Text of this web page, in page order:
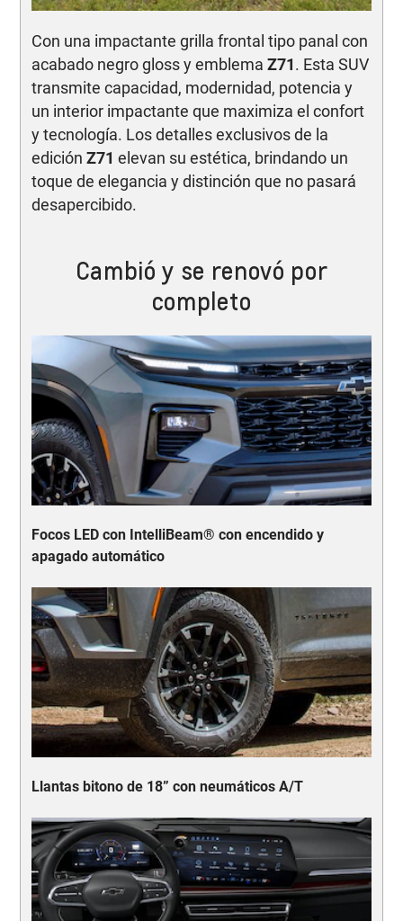
Con una impactante grilla frontal tipo panal con
acabado negro gloss y emblema Z71. Esta SUV
transmite capacidad, modernidad, potencia y
un interior impactante que maximiza el confort
y tecnología. Los detalles exclusivos de la
edición Z71 elevan su estética, brindando un
toque de elegancia y distinción que no pasará
desapercibido.
Cambió y se renovó por
completo
Focos LED con IntelliBeam® con encendido y
apagado automático
Llantas bitono de 18” con neumáticos A/T